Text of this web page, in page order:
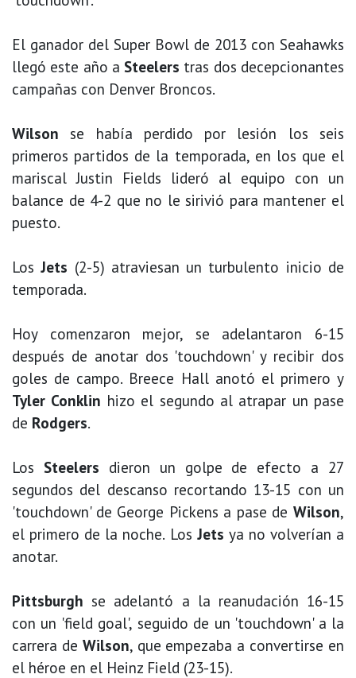
El ganador del Super Bowl de 2013 con Seahawks
llegó este año a Steelers tras dos decepcionantes
campañas con Denver Broncos.
Wilson se había perdido por lesión los seis
primeros partidos de la temporada, en los que el
mariscal Justin Fields lideró al equipo con un
balance de 4-2 que no le sirivió para mantener el
puesto.
LosJets (2-5) atraviesan un turbulento inicio de
temporada.
Hoy comenzaron mejor, se adelantaron 6-15
después de anotar dos 'touchdown' y recibir dos
goles de campo. Breece Hall anotó el primero y
Tyler Conklin hizo el segundo al atrapar un pase
de Rodgers.
Los Steelers dieron un golpe de efecto a 27
segundos del descanso recortando 13-15 con un
'touchdown' de George Pickens a pase de Wilson,
el primero de la noche. Los Jets ya no volverían a
anotar.
Pittsburgh se adelantó a la reanudación 16-15
con un 'field goal', seguido de un 'touchdown' a la
carrera de Wilson, que empezaba a convertirse en
el héroe en el Heinz Field (23-15).